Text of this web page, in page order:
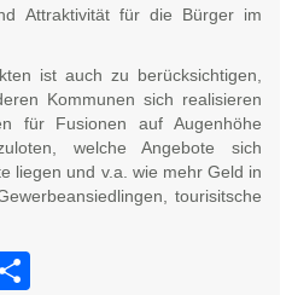
Attraktivität für die Bürger im
ist auch zu berücksichtigen,
Kommunen sich realisieren
für Fusionen auf Augenhöhe
welche Angebote sich
liegen und v.a. wie mehr Geld in
tourisitsche
WhatsApp